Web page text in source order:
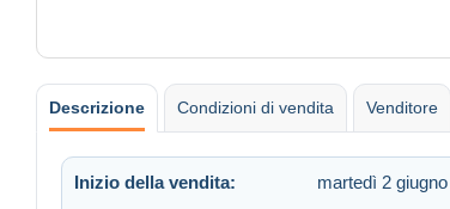
Descrizione Condizioni di vendita Venditore
Inizio della vendita: martedì 2